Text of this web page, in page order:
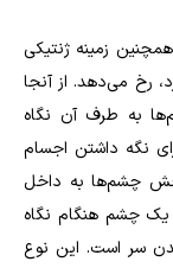
زمینه ژنتیکی
رخ می‌دهد. از آنجا
به طرف آن نگاه
نگه داشتن اجسام
چشم‌ها به داخل
یک چشم هنگام نگاه
سر است. این نوع